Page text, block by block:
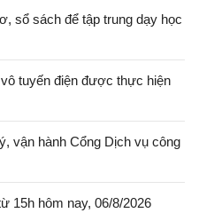
sổ sách để tập trung dạy học
tuyến điện được thực hiện
vận hành Cổng Dịch vụ công
15h hôm nay, 06/8/2026